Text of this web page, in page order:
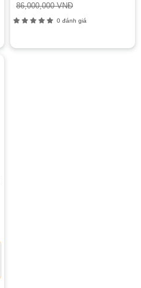
86,000,000 VNĐ
0 đánh giá